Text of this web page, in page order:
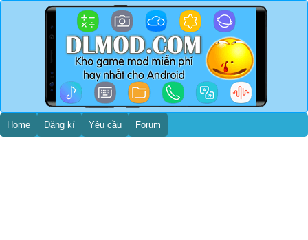
Home Đăng kí Yêu cầu Forum